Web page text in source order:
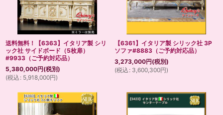
送料無料！【6363】イタリア製 シリ
ック社 サイドボード（5枚扉）
#9933（ご予約対応品）
5,380,000円(税別)
(税込 : 5,918,000円)
【6361】イタリア製 シリック社 3P
ソファ#8883（ご予約対応品）
3,273,000円(税別)
(税込 : 3,600,300円)